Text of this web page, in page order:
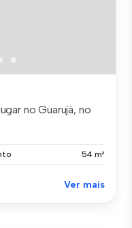
no Guarujá, no
54 m²
Ver mais